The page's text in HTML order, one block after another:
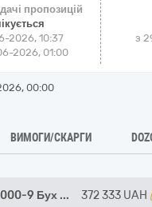
пропозицій
2026, 10:37
2026, 01:00
з
00:00
ВИМОГИ/СКАРГИ
9 Бух ... 372 333 UAH